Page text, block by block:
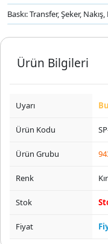
Baskı: Transfer, Şeker, Nakış,
Ürün Bilgileri
Uyarı
Ürün Kodu
Ürün Grubu
Renk
Stok
Fiyat